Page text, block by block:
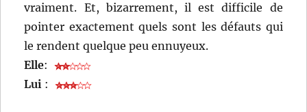
vraiment. Et, bizarrement, il est difficile de
pointer exactement quels sont les défauts qui
le rendent quelque peu ennuyeux.
Elle:
Lui :